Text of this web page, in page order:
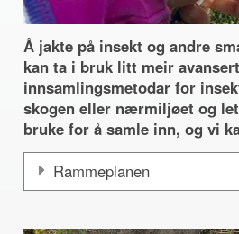
Å jakte på insekt og andre
kan ta i bruk litt meir
innsamlingsmetodar for
skogen eller nærmiljøet og
bruke for å samle inn, og vi
Rammeplanen